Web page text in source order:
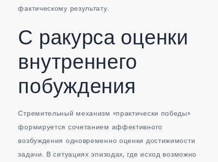
фактическому результату.
С ракурса оценки
внутреннего
побуждения
Стремительный механизм «практически победы»
формируется сочетанием аффективного
возбуждения одновременно оценки достижимости
задачи. В ситуациях эпизодах, где исход возможно